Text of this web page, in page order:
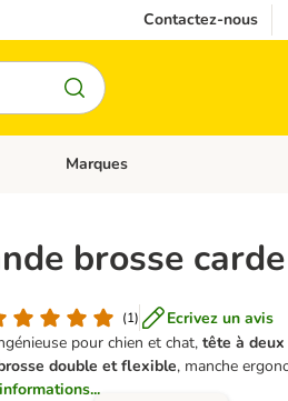
Contactez-nous
animaux
Dérouler les catégories: Médical
Marques
brosse
(1)
Ecrivez un avis
pour chien et chat,tête à
double et flexible, manche